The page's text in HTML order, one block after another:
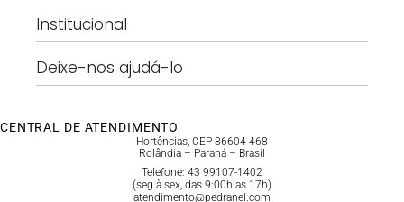
Institucional
Deixe-nos ajudá-lo
CENTRAL DE ATENDIMENTO
Hortências, CEP 86604-468
Rolândia – Paraná – Brasil
Telefone: 43 99107-1402
(seg à sex, das 9:00h as 17h)
atendimento@pedranel.com